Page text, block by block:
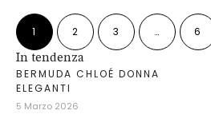
1 2 3 … 6
In tendenza
BERMUDA CHLOÉ DONNA
ELEGANTI
5 Marzo 2026